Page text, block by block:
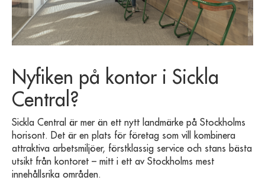
Nyfiken på kontor i Sickla
Central?
Sickla Central är mer än ett nytt landmärke på Stockholms
horisont. Det är en plats för företag som vill kombinera
attraktiva arbetsmiljöer, förstklassig service och stans bästa
utsikt från kontoret – mitt i ett av Stockholms mest
innehållsrika områden.